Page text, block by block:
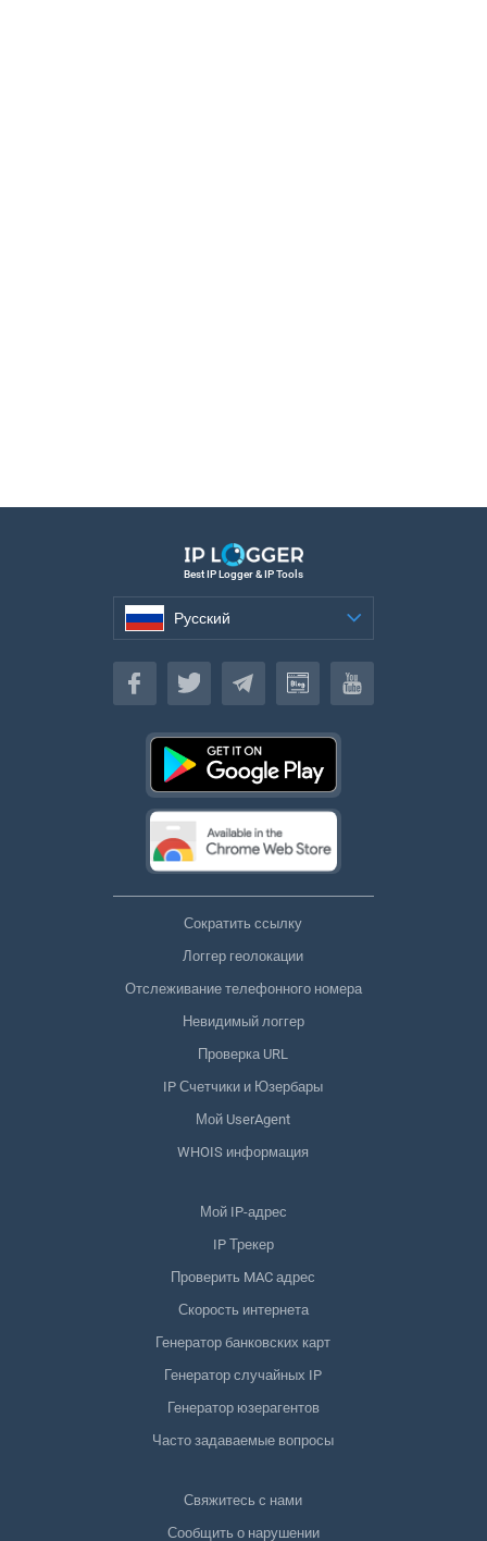
Best IP Logger & IP Tools
Русский
Русский
Сократить ссылку
Логгер геолокации
Отслеживание телефонного номера
Невидимый логгер
Проверка URL
IP Счетчики и Юзербары
Мой UserAgent
WHOIS информация
Мой IP-адрес
IP Трекер
Проверить MAC адрес
Скорость интернета
Генератор банковских карт
Генератор случайных IP
Генератор юзерагентов
Часто задаваемые вопросы
Свяжитесь с нами
Сообщить о нарушении